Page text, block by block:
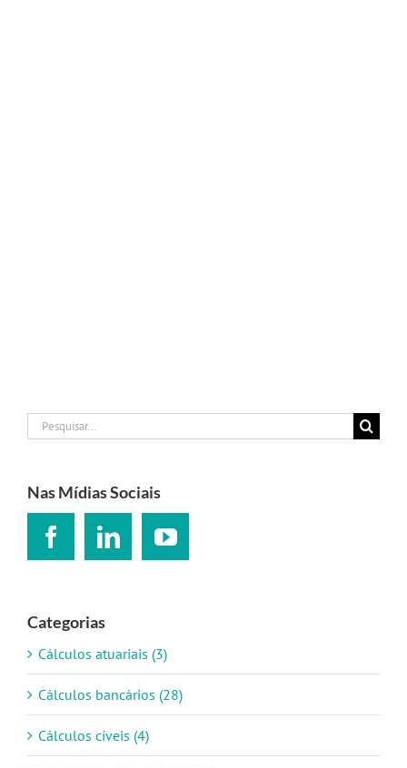
Buscar
resultados
Nas Mídias Sociais
Categorias
Cálculos atuariais (3)
Cálculos bancários (28)
Cálculos cíveis (4)